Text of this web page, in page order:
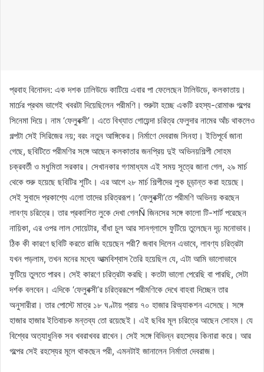
প্রবাহ বিনোদন: এক দশক ঢালিউডে কাটিয়ে এবার পা ফেলেছেন টালিউডে, কলকাতায়।
মার্চের প্রথম ভাগেই খবরটা দিয়েছিলেন পরীমণি। শুরুটা হচ্ছে একটি রহস্য-রোমাঞ্চ গল্পের
সিনেমা দিয়ে। নাম ‘ফেলুবক্সী’। এতে বিখ্যাত গোয়েন্দা চরিত্র ফেলুদার নামের আঁচ থাকলেও
গল্পটা সেই সিরিজের নয়; বরং নতুন আঙ্গিকের। নির্মাণে দেবরাজ সিনহা। ইতিপূর্বে জানা
গেছে, ছবিটিতে পরীমণির সঙ্গে আছেন কলকাতার জনপ্রিয় দুই অভিনয়শিল্পী সোহম
চক্রবর্তী ও মধুমিতা সরকার। সেখানকার গণমাধ্যম এই সময় সূত্রে জানা গেল, ২৯ মার্চ
থেকে শুরু হয়েছে ছবিটির শূটিং। এর আগে ২৮ মার্চ শিল্পীদের লুক চূড়ান্ত করা হয়েছে।
সেই সুবাদে প্রকাশ্যে এলো তাদের চরিত্ররূপ। ‘ফেলুবক্সী’তে পরীমণি অভিনয় করছেন
লাবণ্য চরিত্রে। তার প্রকাশিত লুকে দেখা গেলÑ জিনসের সঙ্গে কালো টি-শার্ট পরেছেন
নায়িকা, এর ওপর লাল সোয়েটার, বাঁধা চুল আর সানগ্লাসে ফুটিয়ে তুলেছেন দৃঢ় মনোভাব।
ঠিক কী কারণে ছবিটি করতে রাজি হয়েছেন পরী? জবাব দিলেন এভাবে, লাবণ্য চরিত্রটা
যখন পড়লাম, তখন মনের মধ্যে আত্মবিশ্বাস তৈরি হয়েছিল যে, এটা আমি ভালোভাবে
ফুটিয়ে তুলতে পারব। সেই কারণে চরিত্রটা করছি। কতটা ভালো পেরেছি বা পারছি, সেটা
দর্শক বলবেন। এদিকে ‘ফেলুবক্সী’র চরিত্ররূপে পরীমণিকে দেখে বাহবা দিচ্ছেন তার
অনুসারীরা। তার পোস্টে মাত্র ১৮ ঘণ্টায় প্রায় ৭০ হাজার রিঅ্যাকশন এসেছে। সঙ্গে
হাজার হাজার ইতিবাচক মন্তব্য তো রয়েছেই। এই ছবির মূল চরিত্রে আছেন সোহম। যে
বিশ্বের অত্যাধুনিক সব খবরাখবর রাখেন। সেই সঙ্গে বিভিন্ন রহস্যের কিনারা করে। আর
গল্পের সেই রহস্যের মূলে থাকছেন পরী, এমনটাই জানালেন নির্মাতা দেবরাজ।